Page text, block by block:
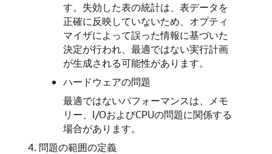
す。失効した表の統計は、表データを
正確に反映していないため、オプティ
マイザによって誤った情報に基づいた
決定が行われ、最適ではない実行計画
が生成される可能性があります。
ハードウェアの問題
最適ではないパフォーマンスは、メモ
リー、I/OおよびCPUの問題に関係する
場合があります。
問題の範囲の定義